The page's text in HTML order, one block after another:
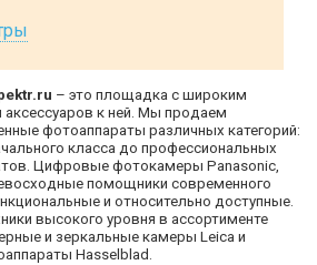
– это площадка с широким
аксессуаров к ней. Мы продаем
фотоаппараты различных категорий:
класса до профессиональных
Цифровые фотокамеры Panasonic,
помощники современного
и относительно доступные.
высокого уровня в ассортименте
и зеркальные камеры Leica и
Hasselblad.